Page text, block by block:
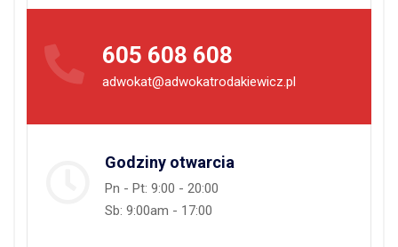
605 608 608
adwokat@adwokatrodakiewicz.pl
Godziny otwarcia
Pn - Pt: 9:00 - 20:00
Sb: 9:00am - 17:00